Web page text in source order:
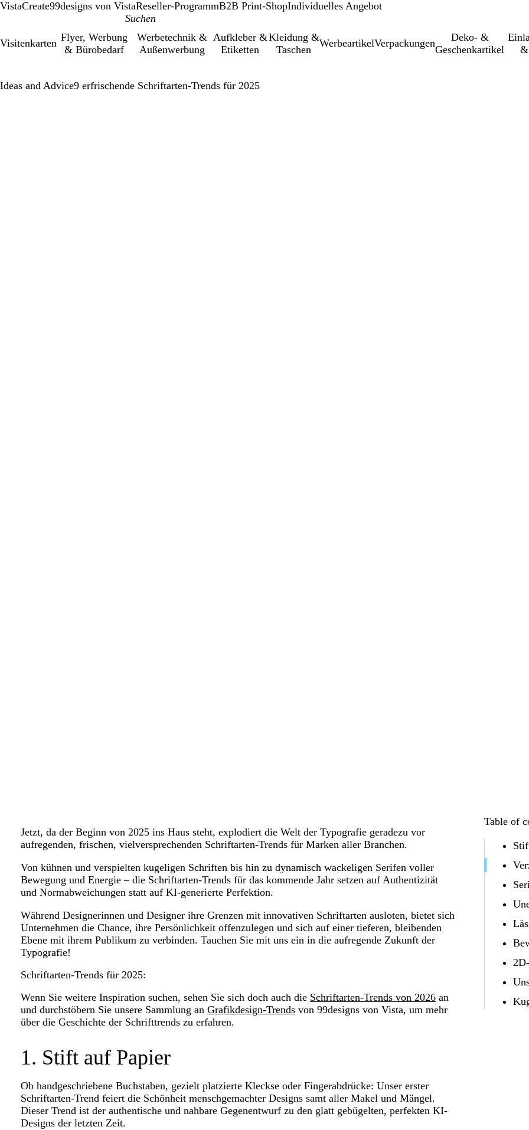
VistaCreate99designs von VistaReseller-ProgrammB2B Print-ShopIndividuelles Angebot
Visitenkarten
Flyer, Werbung
& Bürobedarf
Werbetechnik &
Außenwerbung
Aufkleber &
Etiketten
Kleidung &
Taschen
WerbeartikelVerpackungen
Deko- &
Geschenkartikel
&
Ideas and Advice9 erfrischende Schriftarten-Trends für 2025
Jetzt, da der Beginn von 2025 ins Haus steht, explodiert die Welt der Typografie geradezu vor
aufregenden, frischen, vielversprechenden Schriftarten-Trends für Marken aller Branchen.
Von kühnen und verspielten kugeligen Schriften bis hin zu dynamisch wackeligen Serifen voller
Bewegung und Energie – die Schriftarten-Trends für das kommende Jahr setzen auf Authentizität
und Normabweichungen statt auf KI-generierte Perfektion.
Während Designerinnen und Designer ihre Grenzen mit innovativen Schriftarten ausloten, bietet sich
Unternehmen die Chance, ihre Persönlichkeit offenzulegen und sich auf einer tieferen, bleibenden
Ebene mit ihrem Publikum zu verbinden. Tauchen Sie mit uns ein in die aufregende Zukunft der
Typografie!
Schriftarten-Trends für 2025:
Wenn Sie weitere Inspiration suchen, sehen Sie sich doch auch die Schriftarten-Trends von 2026 an
und durchstöbern Sie unsere Sammlung an Grafikdesign-Trends von 99designs von Vista, um mehr
über die Geschichte der Schrifttrends zu erfahren.
1. Stift auf Papier
Ob handgeschriebene Buchstaben, gezielt platzierte Kleckse oder Fingerabdrücke: Unser erster
Schriftarten-Trend feiert die Schönheit menschgemachter Designs samt aller Makel und Mängel.
Dieser Trend ist der authentische und nahbare Gegenentwurf zu den glatt gebügelten, perfekten KI-
Designs der letzten Zeit.
Table of